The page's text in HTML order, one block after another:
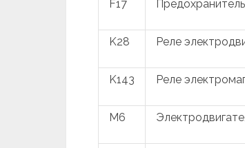
F17 Предохранитель
K28 Реле
K143 Реле
M6